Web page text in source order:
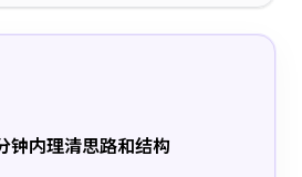
钟内理清思路和结构